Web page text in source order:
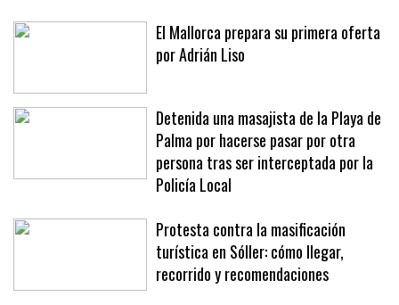
El Mallorca prepara su primera oferta
por Adrián Liso
Detenida una masajista de la Playa de
Palma por hacerse pasar por otra
persona tras ser interceptada por la
Policía Local
Protesta contra la masificación
turística en Sóller: cómo llegar,
recorrido y recomendaciones